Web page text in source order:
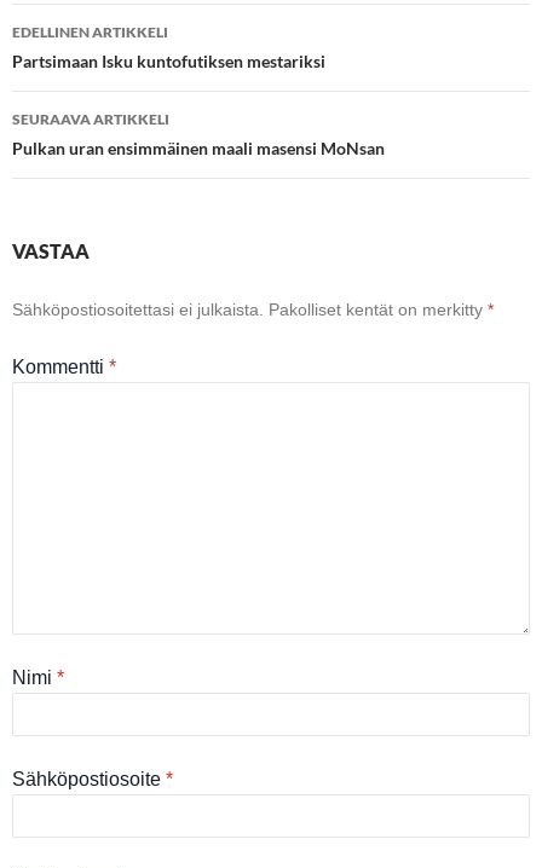
Artikkelien
selaus
EDELLINEN ARTIKKELI
Partsimaan Isku kuntofutiksen mestariksi
SEURAAVA ARTIKKELI
Pulkan uran ensimmäinen maali masensi MoNsan
VASTAA
Sähköpostiosoitettasi ei julkaista. Pakolliset kentät on merkitty *
Kommentti *
Nimi *
Sähköpostiosoite *